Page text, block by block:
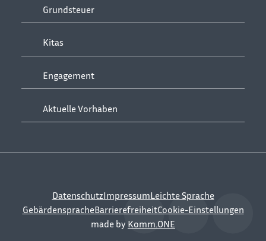
Grundsteuer
Kitas
Engagement
Aktuelle Vorhaben
DatenschutzImpressumLeichte Sprache
GebärdenspracheBarrierefreiheitCookie-Einstellungen
made by Komm.ONE